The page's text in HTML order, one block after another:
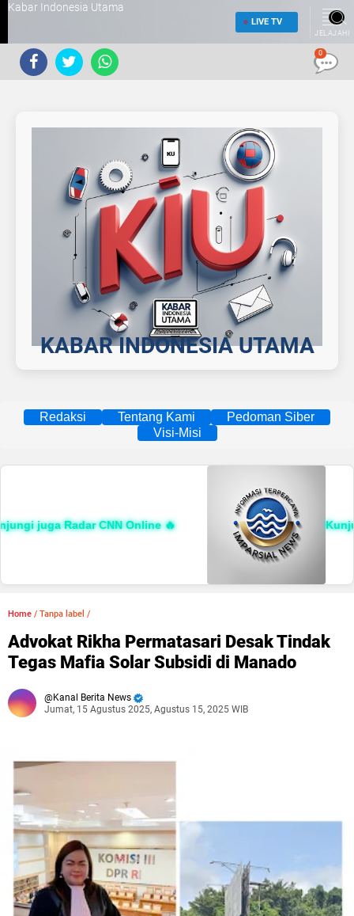
Kabar Indonesia Utama
LIVE TV
JELAJAHI
KABAR INDONESIA UTAMA
Redaksi Tentang Kami
Pedoman Siber
Visi-Misi
juga Radar CNN Online 🔥
Home / Tanpa label /
‎Advokat Rikha Permatasari Desak Tindak
Tegas Mafia Solar Subsidi di Manado ‎
Kanal Berita News
Jumat, 15 Agustus 2025, Agustus 15, 2025 WIB
0